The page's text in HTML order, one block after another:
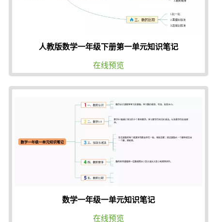
人教版数学一年级下册第一单元知识笔记
在线预览
数学一年级一单元知识笔记
在线预览